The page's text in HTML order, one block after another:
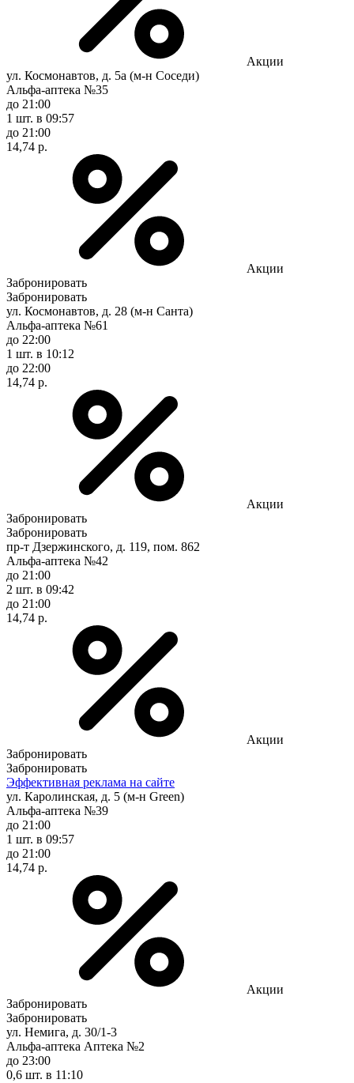
Акции
ул. Космонавтов, д. 5а (м-н Соседи)
Альфа-аптека №35
до 21:00
1 шт. в 09:57
до 21:00
14,74 р.
Акции
Забронировать
Забронировать
ул. Космонавтов, д. 28 (м-н Санта)
Альфа-аптека №61
до 22:00
1 шт. в 10:12
до 22:00
14,74 р.
Акции
Забронировать
Забронировать
пр-т Дзержинского, д. 119, пом. 862
Альфа-аптека №42
до 21:00
2 шт. в 09:42
до 21:00
14,74 р.
Акции
Забронировать
Забронировать
Эффективная реклама на сайте
ул. Каролинская, д. 5 (м-н Green)
Альфа-аптека №39
до 21:00
1 шт. в 09:57
до 21:00
14,74 р.
Акции
Забронировать
Забронировать
ул. Немига, д. 30/1-3
Альфа-аптека Аптека №2
до 23:00
0,6 шт. в 11:10